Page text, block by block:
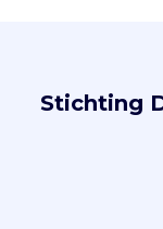
Stichting